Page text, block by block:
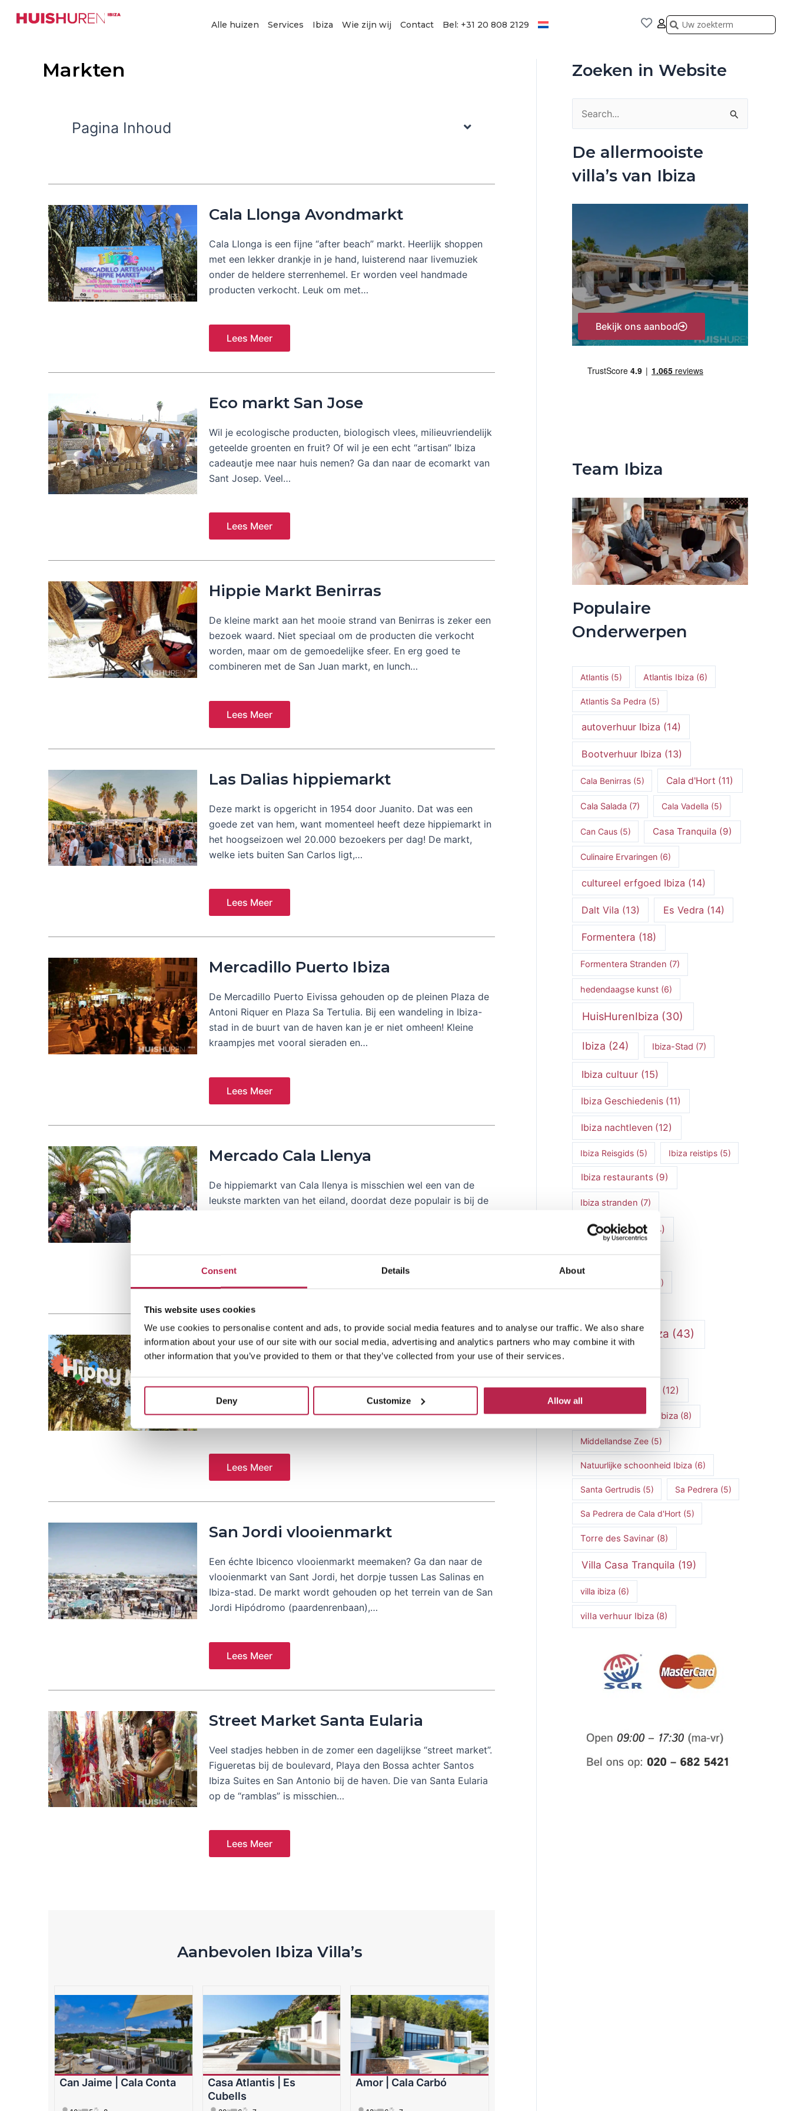
Consent Details About
This website uses cookies
We use cookies to personalise content and ads, to provide social media features and to analyse our traffic. We also share
information about your use of our site with our social media, advertising and analytics partners who may combine it with
other information that you’ve provided to them or that they’ve collected from your use of their services.
Deny Customize Allow all
naar
Alle huizen Services Ibiza Wie zijn wij Contact Bel: +31 20 808 2129 Zoeken
Zoeken
Markten
Pagina Inhoud
Cala Llonga Avondmarkt
Cala Llonga is een fijne “after beach” markt. Heerlijk shoppen
met een lekker drankje in je hand, luisterend naar livemuziek
onder de heldere sterrenhemel. Er worden veel handmade
producten verkocht. Leuk om met…
Lees Meer
Eco markt San Jose
Wil je ecologische producten, biologisch vlees, milieuvriendelijk
geteelde groenten en fruit? Of wil je een echt “artisan” Ibiza
cadeautje mee naar huis nemen? Ga dan naar de ecomarkt van
Sant Josep. Veel…
Lees Meer
Hippie Markt Benirras
De kleine markt aan het mooie strand van Benirras is zeker een
bezoek waard. Niet speciaal om de producten die verkocht
worden, maar om de gemoedelijke sfeer. En erg goed te
combineren met de San Juan markt, en lunch…
Lees Meer
Las Dalias hippiemarkt
Deze markt is opgericht in 1954 door Juanito. Dat was een
goede zet van hem, want momenteel heeft deze hippiemarkt in
het hoogseizoen wel 20.000 bezoekers per dag! De markt,
welke iets buiten San Carlos ligt,…
Lees Meer
Mercadillo Puerto Ibiza
De Mercadillo Puerto Eivissa gehouden op de pleinen Plaza de
Antoni Riquer en Plaza Sa Tertulia. Bij een wandeling in Ibiza-
stad in de buurt van de haven kan je er niet omheen! Kleine
kraampjes met vooral sieraden en…
Lees Meer
Mercado Cala Llenya
De hippiemarkt van Cala llenya is misschien wel een van de
leukste markten van het eiland, doordat deze populair is bij de
Punta Arabi hippiemarkt
Punta Arabi. Deze hippiemarkt is opgericht in 1973 door
Ibiziaanse kunstenaars en hippies en vindt elke woensdag in het
hoogseizoen plaats in Es Canar,…
Lees Meer
San Jordi vlooienmarkt
Een échte Ibicenco vlooienmarkt meemaken? Ga dan naar de
vlooienmarkt van Sant Jordi, het dorpje tussen Las Salinas en
Ibiza-stad. De markt wordt gehouden op het terrein van de San
Jordi Hipódromo (paardenrenbaan),…
Lees Meer
Street Market Santa Eularia
Veel stadjes hebben in de zomer een dagelijkse “street market”.
Figueretas bij de boulevard, Playa den Bossa achter Santos
Ibiza Suites en San Antonio bij de haven. Die van Santa Eularia
op de “ramblas” is misschien…
Lees Meer
Aanbevolen Ibiza Villa’s
Can Jaime | Cala Conta
Casa Atlantis | Es
Cubells
Amor | Cala Carbó
Zoeken in Website
e
k
r
:
De allermooiste
villa’s van Ibiza
Bekijk ons aanbod
Team Ibiza
Populaire
Onderwerpen
Atlantis(5) Atlantis Ibiza (6)
Atlantis Sa Pedra (5)
autoverhuur Ibiza (14)
Bootverhuur Ibiza (13)
Cala Benirras(5) Cala d'Hort (11)
Cala Salada (7) Cala Vadella (5)
Can Caus(5) Casa Tranquila (9)
Culinaire Ervaringen(6)
cultureel erfgoed Ibiza (14)
Dalt Vila (13) Es Vedra (14)
Formentera (18)
Formentera Stranden (7)
hedendaagse kunst(6)
HuisHurenIbiza (30)
Ibiza (24) Ibiza-Stad (7)
Ibiza cultuur(15)
Ibiza Geschiedenis (11)
Ibiza nachtleven (12)
Ibiza Reisgids(5) Ibiza reistips(5)
Ibiza restaurants(9)
Ibiza stranden (7)
ibiza vakantie(14)
(6)
Luxe villa's Ibiza (43)
Luxe Villa Verhuur (12)
Luxe Villa Verhuur Ibiza (8)
Middellandse Zee(5)
Natuurlijke schoonheid Ibiza (6)
Santa Gertrudis(5) Sa Pedrera (5)
Sa Pedrera de Cala d'Hort(5)
Torre des Savinar (8)
Villa Casa Tranquila (19)
villa ibiza (6)
villa verhuur Ibiza (8)